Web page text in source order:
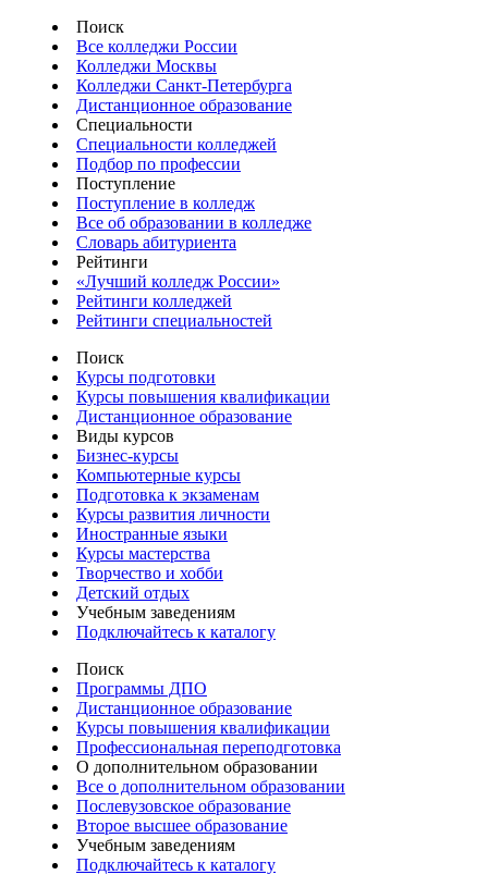
Поиск
Все колледжи России
Колледжи Москвы
Колледжи Санкт-Петербурга
Дистанционное образование
Специальности
Специальности колледжей
Подбор по профессии
Поступление
Поступление в колледж
Все об образовании в колледже
Словарь абитуриента
Рейтинги
«Лучший колледж России»
Рейтинги колледжей
Рейтинги специальностей
Поиск
Курсы подготовки
Курсы повышения квалификации
Дистанционное образование
Виды курсов
Бизнес-курсы
Компьютерные курсы
Подготовка к экзаменам
Курсы развития личности
Иностранные языки
Курсы мастерства
Творчество и хобби
Детский отдых
Учебным заведениям
Подключайтесь к каталогу
Поиск
Программы ДПО
Дистанционное образование
Курсы повышения квалификации
Профессиональная переподготовка
О дополнительном образовании
Все о дополнительном образовании
Послевузовское образование
Второе высшее образование
Учебным заведениям
Подключайтесь к каталогу